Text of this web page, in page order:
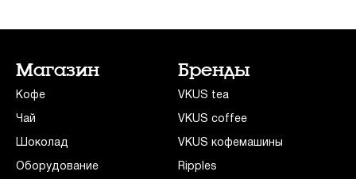
Магазин
Кофе
Чай
Шоколад
Оборудование
Бренды
VKUS tea
VKUS coffee
VKUS кофемашины
Ripples